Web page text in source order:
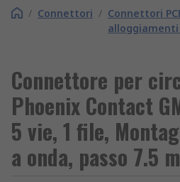
/ Connettori / Connettori
alloggiamenti
Connettore per
Phoenix Contact
5 vie, 1 file,
a onda, passo 7.5